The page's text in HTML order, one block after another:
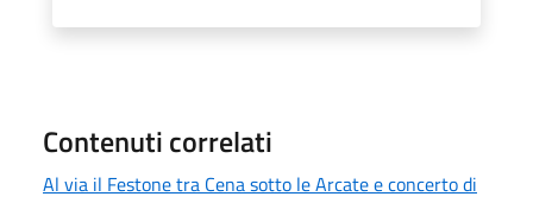
Contenuti correlati
Al via il Festone tra Cena sotto le Arcate e concerto di